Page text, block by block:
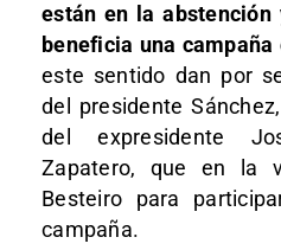
están en la
beneficia una campaña
este sentido dan por
del presidente
del expresidente
Zapatero, que en la
Besteiro para
campaña.